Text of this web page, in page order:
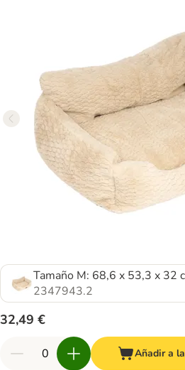
Tamaño M: 68,6 x 53,3 x 32
2347943.2
32,49 €
Añadir a